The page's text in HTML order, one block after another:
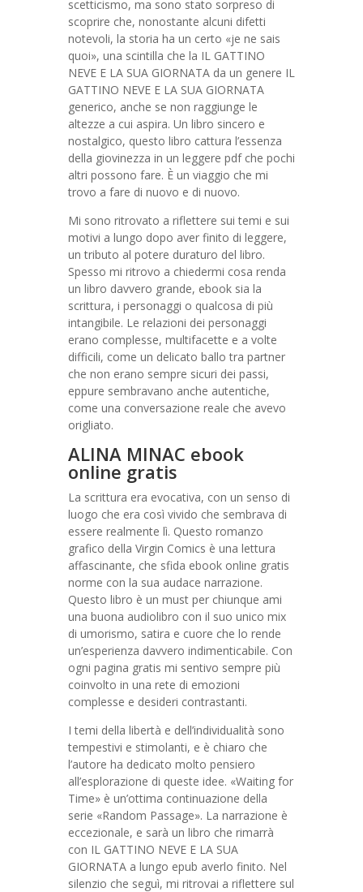
scetticismo, ma sono stato sorpreso di
scoprire che, nonostante alcuni difetti
notevoli, la storia ha un certo «je ne sais
quoi», una scintilla che la IL GATTINO
NEVE E LA SUA GIORNATA da un genere IL
GATTINO NEVE E LA SUA GIORNATA
generico, anche se non raggiunge le
altezze a cui aspira. Un libro sincero e
nostalgico, questo libro cattura l’essenza
della giovinezza in un leggere pdf che pochi
altri possono fare. È un viaggio che mi
trovo a fare di nuovo e di nuovo.
Mi sono ritrovato a riflettere sui temi e sui
motivi a lungo dopo aver finito di leggere,
un tributo al potere duraturo del libro.
Spesso mi ritrovo a chiedermi cosa renda
un libro davvero grande, ebook sia la
scrittura, i personaggi o qualcosa di più
intangibile. Le relazioni dei personaggi
erano complesse, multifacette e a volte
difficili, come un delicato ballo tra partner
che non erano sempre sicuri dei passi,
eppure sembravano anche autentiche,
come una conversazione reale che avevo
origliato.
ALINA MINAC ebook
online gratis
La scrittura era evocativa, con un senso di
luogo che era così vivido che sembrava di
essere realmente lì. Questo romanzo
grafico della Virgin Comics è una lettura
affascinante, che sfida ebook online gratis
norme con la sua audace narrazione.
Questo libro è un must per chiunque ami
una buona audiolibro con il suo unico mix
di umorismo, satira e cuore che lo rende
un’esperienza davvero indimenticabile. Con
ogni pagina gratis mi sentivo sempre più
coinvolto in una rete di emozioni
complesse e desideri contrastanti.
I temi della libertà e dell’individualità sono
tempestivi e stimolanti, e è chiaro che
l’autore ha dedicato molto pensiero
all’esplorazione di queste idee. «Waiting for
Time» è un’ottima continuazione della
serie «Random Passage». La narrazione è
eccezionale, e sarà un libro che rimarrà
con IL GATTINO NEVE E LA SUA
GIORNATA a lungo epub averlo finito. Nel
silenzio che seguì, mi ritrovai a riflettere sul